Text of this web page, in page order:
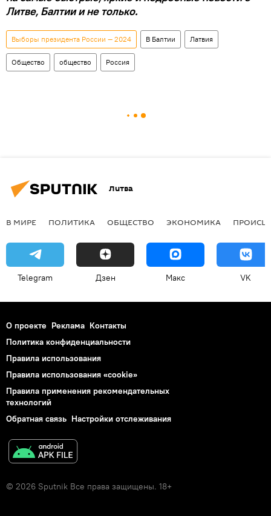
Литве, Балтии и не только.
Выборы президента России — 2024 В Балтии Латвия
Общество общество Россия
Литва
В МИРЕ ПОЛИТИКА ОБЩЕСТВО ЭКОНОМИКА
Telegram Дзен Макс VK
О проекте Реклама Контакты
Политика конфиденциальности
Правила использования
Правила использования «cookie»
Правила применения рекомендательных
технологий
Обратная связь Настройки отслеживания
© 2026 Sputnik Все права защищены. 18+